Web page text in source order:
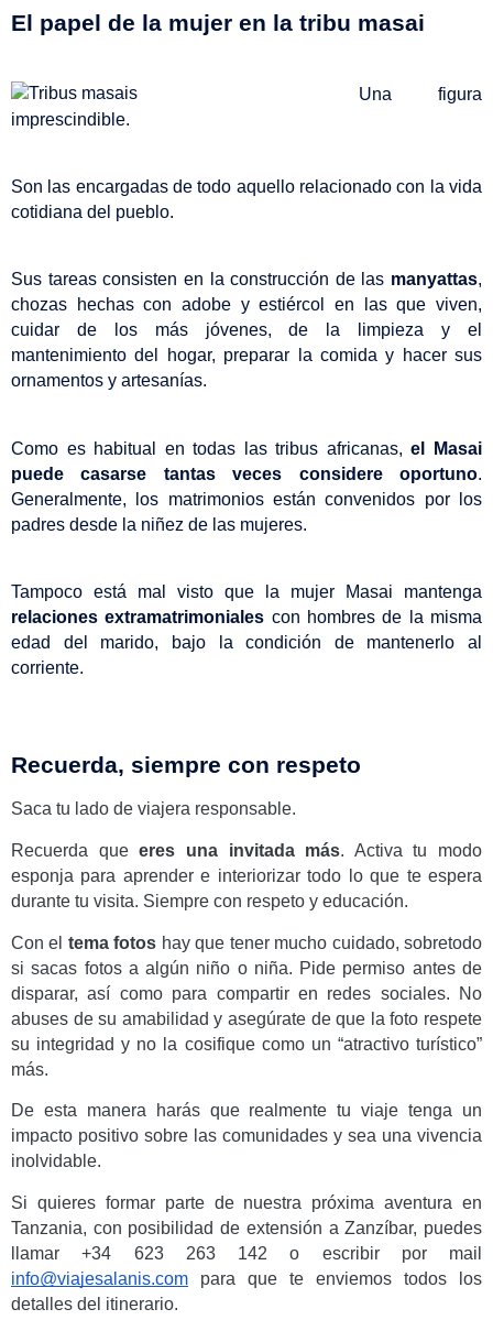
El papel de la mujer en la tribu masai
Una figura
imprescindible.
Son las encargadas de todo aquello relacionado con la vida
cotidiana del pueblo.
Sus tareas consisten en la construcción de las manyattas,
chozas hechas con adobe y estiércol en las que viven,
cuidar de los más jóvenes, de la limpieza y el
mantenimiento del hogar, preparar la comida y hacer sus
ornamentos y artesanías.
Como es habitual en todas las tribus africanas, el Masai
puede casarse tantas veces considere oportuno.
Generalmente, los matrimonios están convenidos por los
padres desde la niñez de las mujeres.
Tampoco está mal visto que la mujer Masai mantenga
relaciones extramatrimoniales con hombres de la misma
edad del marido, bajo la condición de mantenerlo al
corriente.
Recuerda, siempre con respeto
Saca tu lado de viajera responsable.
Recuerda que eres una invitada más. Activa tu modo
esponja para aprender e interiorizar todo lo que te espera
durante tu visita. Siempre con respeto y educación.
Con el tema fotos hay que tener mucho cuidado, sobretodo
si sacas fotos a algún niño o niña. Pide permiso antes de
disparar, así como para compartir en redes sociales. No
abuses de su amabilidad y asegúrate de que la foto respete
su integridad y no la cosifique como un “atractivo turístico”
más.
De esta manera harás que realmente tu viaje tenga un
impacto positivo sobre las comunidades y sea una vivencia
inolvidable.
Si quieres formar parte de nuestra próxima aventura en
Tanzania, con posibilidad de extensión a Zanzíbar, puedes
info@viajesalanis.com para que te enviemos todos los
detalles del itinerario.